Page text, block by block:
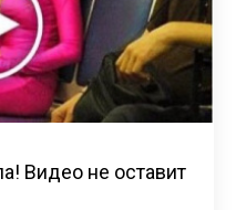
Видео не оставит